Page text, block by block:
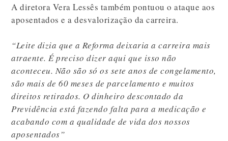
A diretora Vera Lessês também pontuou o ataque aos
aposentados e a desvalorização da carreira.
“Leite dizia que a Reforma deixaria a carreira mais
atraente. É preciso dizer aqui que isso não
aconteceu. Não são só os sete anos de congelamento,
são mais de 60 meses de parcelamento e muitos
direitos retirados. O dinheiro descontado da
Previdência está fazendo falta para a medicação e
acabando com a qualidade de vida dos nossos
aposentados”